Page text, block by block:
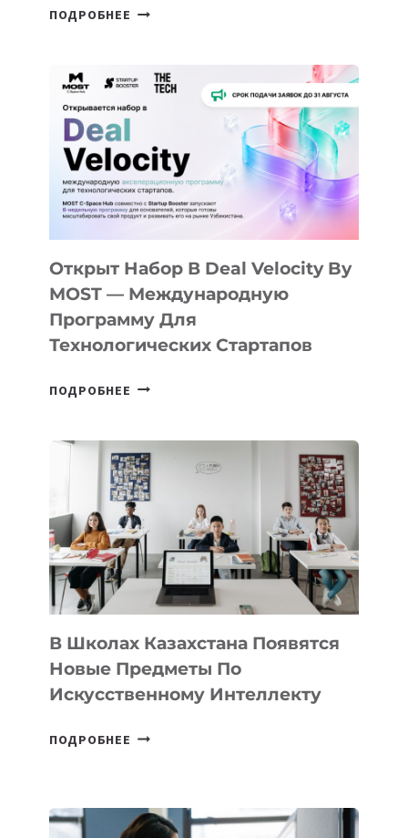
ПОДРОБНЕЕ ОТ
АЛМАТЫ:
AI
YOUTH
CAMP
ДАЛ
30
ПОДРОСТКАМ
БИЛЕТ
ПРЕДПРИНИМАТЕЛЬСТВО
Открыт Набор В Deal Velocity By
MOST — Международную
Программу Для
Технологических Стартапов
ПОДРОБНЕЕ ОТКРЫТ
DEAL
VELOCITY
BY
MOST
—
МЕЖДУНАРОДНУЮ
ПРОГРАММУ
ДЛЯ
ТЕХНОЛОГИЧЕСКИХ
В Школах Казахстана Появятся
Новые Предметы По
Искусственному Интеллекту
ПОДРОБНЕЕ В
НОВЫЕ